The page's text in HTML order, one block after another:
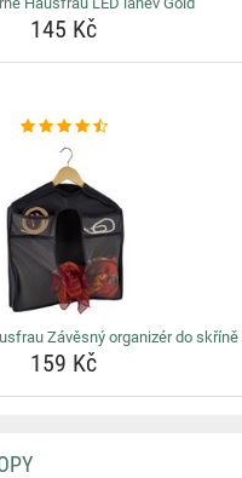
145 Kč
Závěsný organizér do skříně
159 Kč